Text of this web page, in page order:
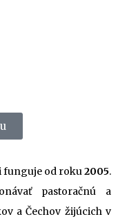
funguje od roku2005.
pastoračnú a
a Čechov žijúcich v